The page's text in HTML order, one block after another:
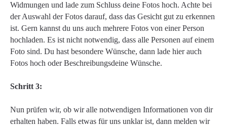
Widmungen und lade zum Schluss deine Fotos hoch. Achte bei
der Auswahl der Fotos darauf, dass das Gesicht gut zu erkennen
ist. Gern kannst du uns auch mehrere Fotos von einer Person
hochladen. Es ist nicht notwendig, dass alle Personen auf einem
Foto sind. Du hast besondere Wünsche, dann lade hier auch
Fotos hoch oder Beschreibungsdeine Wünsche.
Schritt 3:
Nun prüfen wir, ob wir alle notwendigen Informationen von dir
erhalten haben. Falls etwas für uns unklar ist, dann melden wir